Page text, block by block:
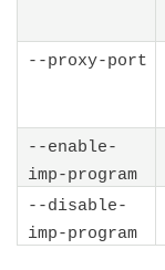
--proxy-port
--enable-
imp-program
--disable-
imp-program